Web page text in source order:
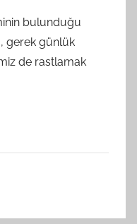
bulunduğu
gerek günlük
de rastlamak